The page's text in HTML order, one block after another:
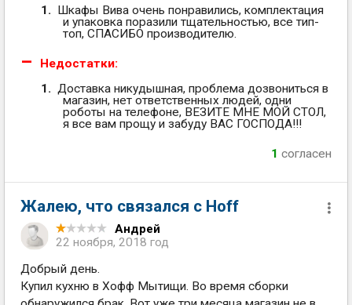
Шкафы Вива очень понравились, комплектация
и упаковка поразили тщательностью, все тип-
топ, СПАСИБО производителю.
Недостатки:
Доставка никудышная, проблема дозвониться в
магазин, нет ответственных людей, одни
роботы на телефоне, ВЕЗИТЕ МНЕ МОЙ СТОЛ,
я все вам прощу и забуду ВАС ГОСПОДА!!!
1 согласен
Жалею, что связался с Hoff
Андрей
22 ноября, 2018 год
Добрый день.
Купил кухню в Хофф Мытищи. Во время сборки